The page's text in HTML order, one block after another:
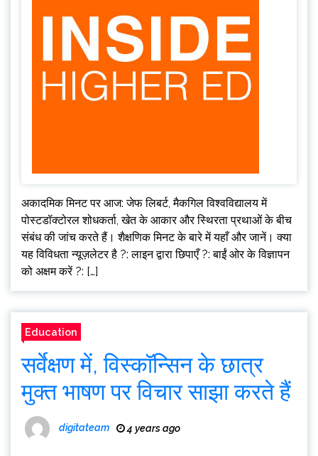
अकादमिक मिनट पर आज: जेफ लिबर्ट, मैकगिल विश्वविद्यालय में
पोस्टडॉक्टोरल शोधकर्ता, खेत के आकार और स्थिरता प्रथाओं के बीच
संबंध की जांच करते हैं। शैक्षणिक मिनट के बारे में यहाँ और जानें। क्या
यह विविधता न्यूज़लेटर है ?: लाइन द्वारा छिपाएँ ?: बाईं ओर के विज्ञापन
को अक्षम करें ?: […]
Education
सर्वेक्षण में, विस्कॉन्सिन के छात्र
मुक्त भाषण पर विचार साझा करते हैं
digitateam 4 years ago